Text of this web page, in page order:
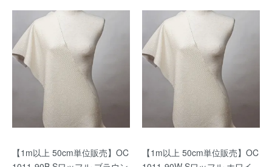
【1m以上 50cm単位販売】OC
【1m以上 50cm単位販売】OC